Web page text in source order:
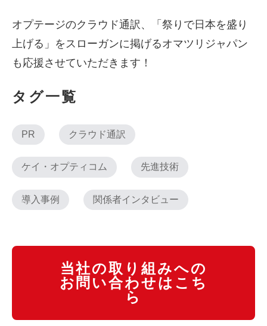
オプテージのクラウド通訳、「祭りで日本を盛り
上げる」をスローガンに掲げるオマツリジャパン
も応援させていただきます！
タグ一覧
PR クラウド通訳
ケイ・オプティコム 先進技術
導入事例 関係者インタビュー
当社の取り組みへの
お問い合わせはこち
ら